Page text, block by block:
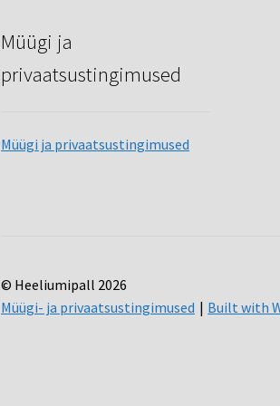
Müügi ja
privaatsustingimused
Müügi ja privaatsustingimused
© Heeliumipall 2026
Müügi- ja privaatsustingimused
Built with